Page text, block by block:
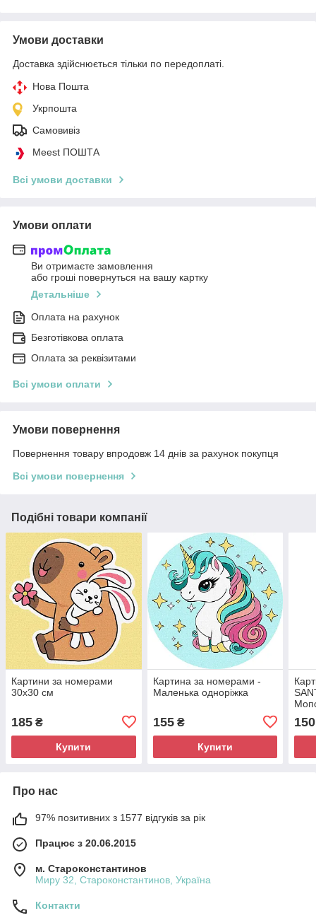
Умови доставки
Доставка здійснюється тільки по передоплаті.
Нова Пошта
Укрпошта
Самовивіз
Meest ПОШТА
Всі умови доставки
Умови оплати
Ви отримаєте замовлення
або гроші повернуться на вашу картку
Детальніше
Оплата на рахунок
Безготівкова оплата
Оплата за реквізитами
Всі умови оплати
Умови повернення
Повернення товару впродовж 14 днів за рахунок покупця
Всі умови повернення
Подібні товари компанії
Картини за номерами
30х30 см
185 ₴
Купити
Картина за номерами -
Маленька одноріжка
155₴
Купити
150
Про нас
97% позитивних з 1577 відгуків за рік
Працює з 20.06.2015
м. Староконстантинов
Миру 32, Староконстантинов, Україна
Контакти